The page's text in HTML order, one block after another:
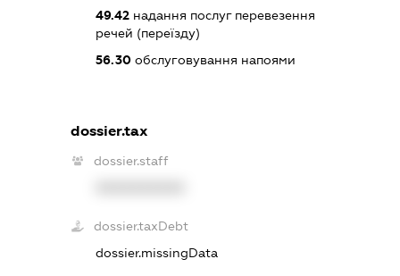
49.42надання послуг перевезення
речей (переїзду)
56.30обслуговування напоями
dossier.tax
dossier.staff
dossier.taxDebt
dossier.missingData